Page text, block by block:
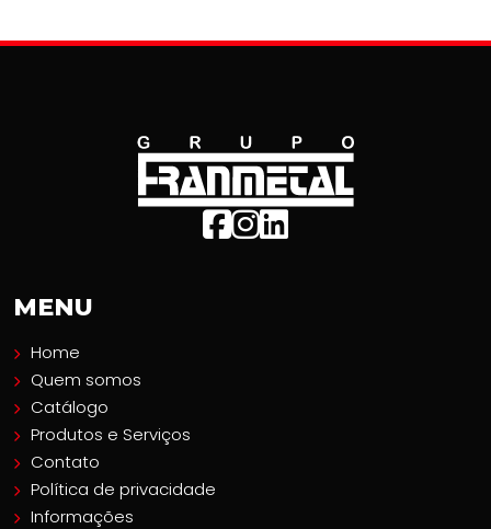
MENU
Home
Quem somos
Catálogo
Produtos e Serviços
Contato
Política de privacidade
Informações